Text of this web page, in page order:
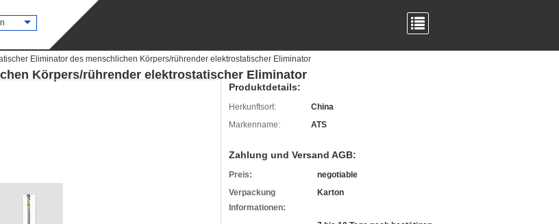
Eliminator des menschlichen Körpers/rührender elektrostatischer Eliminator
Körpers/rührender elektrostatischer Eliminator
Produktdetails:
Herkunftsort:
China
Markenname:
ATS
Zahlung und Versand AGB:
Preis:
negotiable
Verpackung
Informationen:
Karton